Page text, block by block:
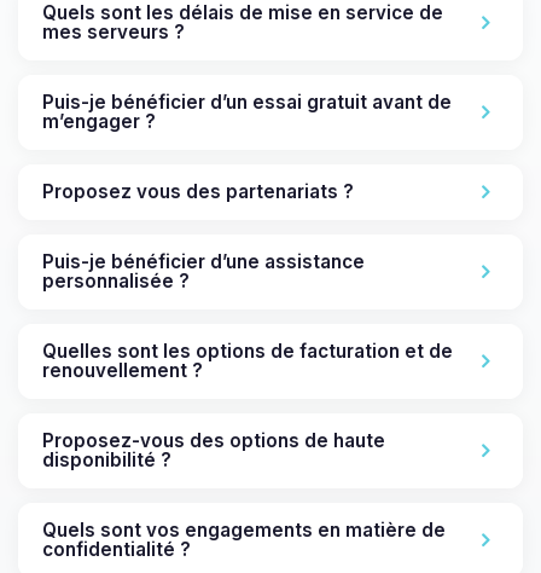
Quels sont les délais de mise en service de
mes serveurs ?
Puis-je bénéficier d’un essai gratuit avant de
m’engager ?
Proposez vous des partenariats ?
Puis-je bénéficier d’une assistance
personnalisée ?
Quelles sont les options de facturation et de
renouvellement ?
Proposez-vous des options de haute
disponibilité ?
Quels sont vos engagements en matière de
confidentialité ?